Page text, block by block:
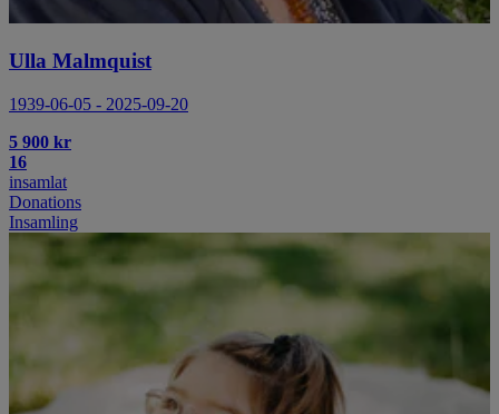
Ulla Malmquist
1939-06-05 - 2025-09-20
5 900 kr
16
insamlat
Donations
Insamling